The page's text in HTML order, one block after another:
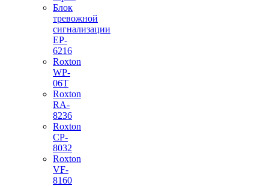
Блок
тревожной
сигнализации
EP-
6216
Roxton
WP-
06T
Roxton
RA-
8236
Roxton
CP-
8032
Roxton
VF-
8160